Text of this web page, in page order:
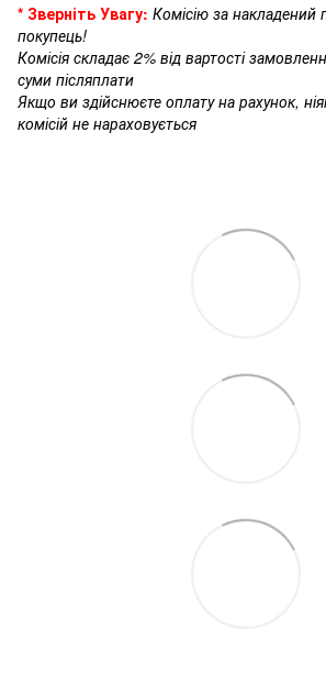
* Зверніть Увагу: Комісію за накладений
покупець!
Комісія складає 2% від вартості
суми післяплати
Якщо ви здійснюєте оплату на рахунок,
комісій не нараховується